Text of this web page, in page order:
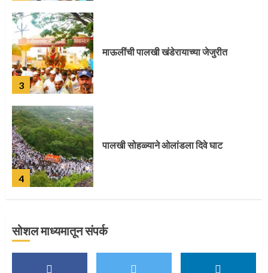
3
माऊलींची पालखी खंडेरायाच्या जेजुरीत
4
पालखी सोहळ्याने ओलांडला दिवे घाट
पुणेकरांकडून पालख्यांचे उत्साही स्वागत
सोशल माध्यमातून संपर्क